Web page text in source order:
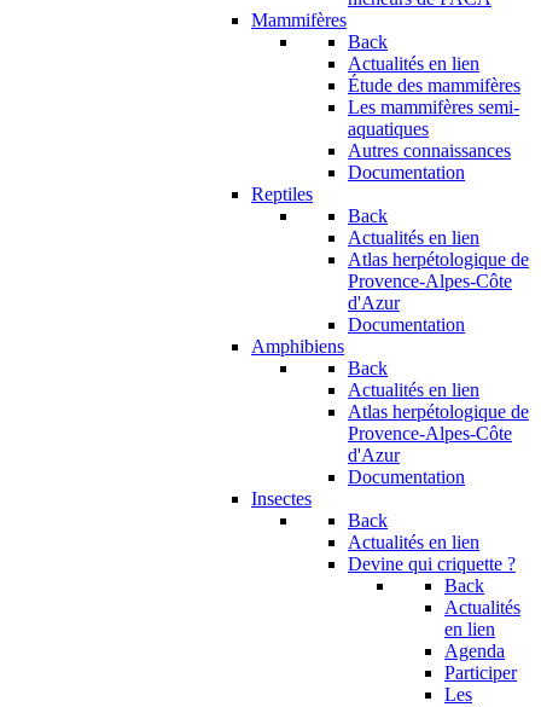
Mammifères
Back
Actualités en lien
Étude des mammifères
Les mammifères semi-
aquatiques
Autres connaissances
Documentation
Reptiles
Back
Actualités en lien
Atlas herpétologique de
Provence-Alpes-Côte
d'Azur
Documentation
Amphibiens
Back
Actualités en lien
Atlas herpétologique de
Provence-Alpes-Côte
d'Azur
Documentation
Insectes
Back
Actualités en lien
Devine qui criquette ?
Back
Actualités
en lien
Agenda
Participer
Les